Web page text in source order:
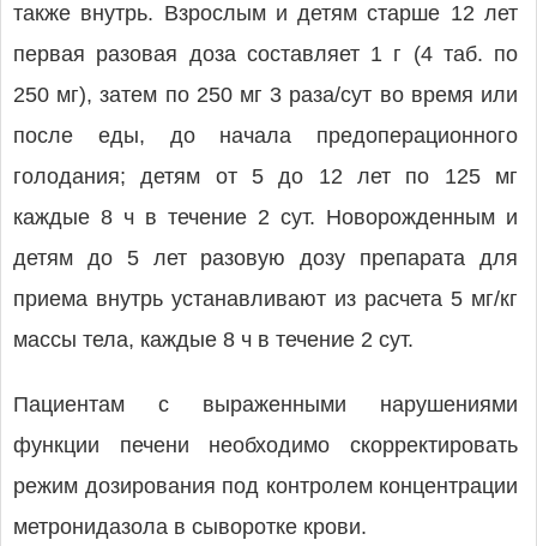
также внутрь. Взрослым и детям старше 12 лет
первая разовая доза составляет 1 г (4 таб. по
250 мг), затем по 250 мг 3 раза/сут во время или
после еды, до начала предоперационного
голодания; детям от 5 до 12 лет по 125 мг
каждые 8 ч в течение 2 сут. Новорожденным и
детям до 5 лет разовую дозу препарата для
приема внутрь устанавливают из расчета 5 мг/кг
массы тела, каждые 8 ч в течение 2 сут.
Пациентам с выраженными нарушениями
функции печени необходимо скорректировать
режим дозирования под контролем концентрации
метронидазола в сыворотке крови.